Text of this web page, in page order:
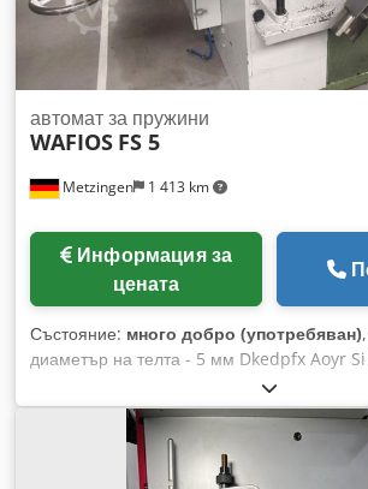
Metzingen 1 413 km
автомат за пружини
WAFIOS FS 5
Информация за
цената
Състояние: много добро (употребяван)
диаметър на телта - 5 мм Dkedpfx Aoyr
необходима мощност: 7,5 kW Описание